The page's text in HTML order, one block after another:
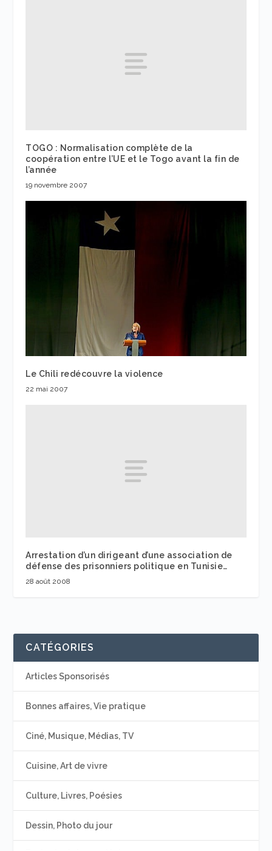
TOGO : Normalisation complète de la
coopération entre l’UE et le Togo avant la fin de
l’année
19 novembre 2007
Le Chili redécouvre la violence
22 mai 2007
Arrestation d’un dirigeant d’une association de
défense des prisonniers politique en Tunisie…
28 août 2008
CATÉGORIES
Articles Sponsorisés
Bonnes affaires, Vie pratique
Ciné, Musique, Médias, TV
Cuisine, Art de vivre
Culture, Livres, Poésies
Dessin, Photo du jour